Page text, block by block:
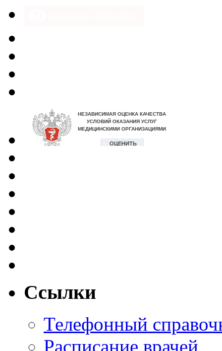
Ссылки
Телефонный
Расписание врачей